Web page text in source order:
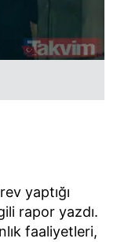
yaptığı
rapor yazdı.
faaliyetleri,